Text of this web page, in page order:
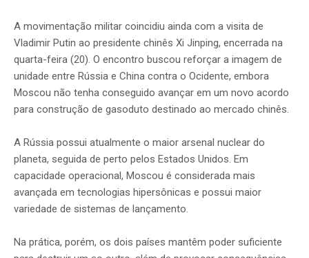
A movimentação militar coincidiu ainda com a visita de
Vladimir Putin ao presidente chinês Xi Jinping, encerrada na
quarta-feira (20). O encontro buscou reforçar a imagem de
unidade entre Rússia e China contra o Ocidente, embora
Moscou não tenha conseguido avançar em um novo acordo
para construção de gasoduto destinado ao mercado chinês.
A Rússia possui atualmente o maior arsenal nuclear do
planeta, seguida de perto pelos Estados Unidos. Em
capacidade operacional, Moscou é considerada mais
avançada em tecnologias hipersônicas e possui maior
variedade de sistemas de lançamento.
Na prática, porém, os dois países mantêm poder suficiente